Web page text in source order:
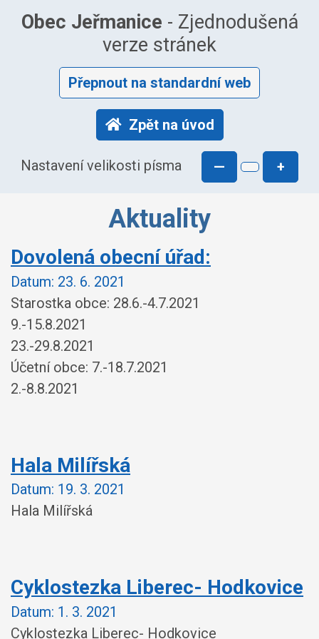
Obec Jeřmanice - Zjednodušená
verze stránek
Přepnout na standardní web
Zpět na úvod
Nastavení velikosti písma — +
Aktuality
Dovolená obecní úřad:
Datum: 23. 6. 2021
Starostka obce: 28.6.-4.7.2021
9.-15.8.2021
23.-29.8.2021
Účetní obce: 7.-18.7.2021
2.-8.8.2021
Hala Milířská
Datum: 19. 3. 2021
Hala Milířská
Cyklostezka Liberec- Hodkovice
Datum: 1. 3. 2021
Cyklostezka Liberec- Hodkovice